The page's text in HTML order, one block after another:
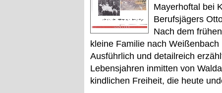
Mayerhoftal bei
Berufsjägers
Nach dem
kleine Familie nach
Ausführlich und detailreich
Lebensjahren inmitten von
kindlichen Freiheit, die heute